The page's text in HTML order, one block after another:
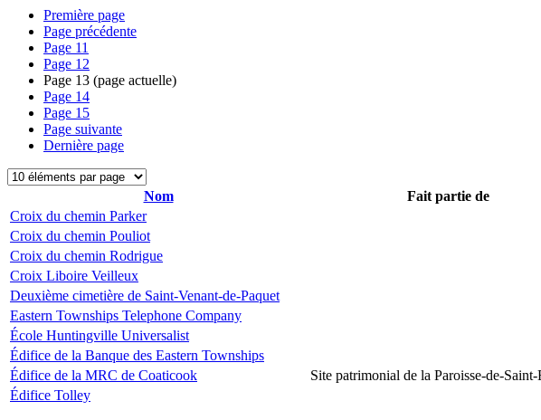
Première page
Page précédente
Page 11
Page 12
Page 13 (page actuelle)
Page 14
Page 15
Page suivante
Dernière page
Nom Fait partie de
Croix du chemin Parker
Croix du chemin Pouliot
Croix du chemin Rodrigue
Croix Liboire Veilleux
Deuxième cimetière de Saint-Venant-de-Paquet
Eastern Townships Telephone Company
École Huntingville Universalist
Édifice de la Banque des Eastern Townships
Édifice de la MRC de Coaticook
Site patrimonial de la Paroisse-de-
Édifice Tolley